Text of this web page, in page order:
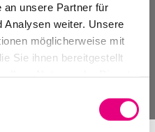
an unsere Partner für
Analysen weiter. Unsere
möglicherweise mit
Sie ihnen bereitgestellt